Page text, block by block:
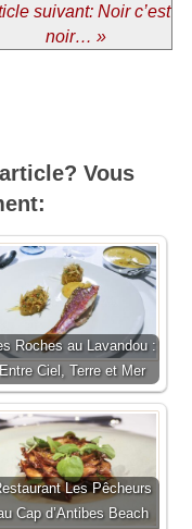
suivant: Noir c’est
noir… »
Vous
Roches au Lavandou :
Entre Ciel, Terre et Mer
Les Pêcheurs
Cap d’Antibes Beach